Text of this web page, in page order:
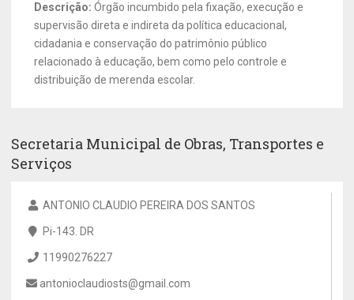
Descrição: Órgão incumbido pela fixação, execução e
supervisão direta e indireta da política educacional,
cidadania e conservação do patrimônio público
relacionado à educação, bem como pelo controle e
distribuição de merenda escolar.
Secretaria Municipal de Obras, Transportes e
Serviços
ANTONIO CLAUDIO PEREIRA DOS SANTOS
Pi-143. DR
11990276227
antonioclaudiosts@gmail.com